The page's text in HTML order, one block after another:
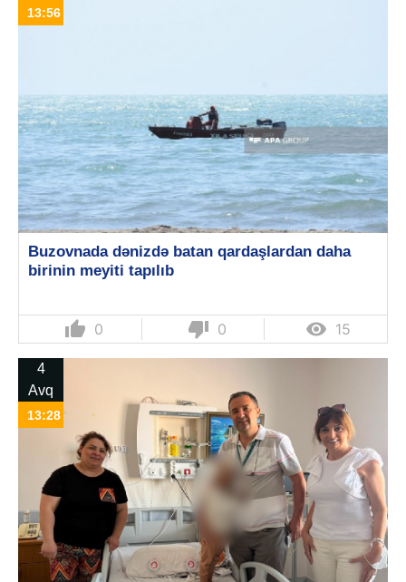
13:56
Buzovnada dənizdə batan qardaşlardan daha
birinin meyiti tapılıb
thumb_up 0 thumb_down 0  15
4
Avq
13:28